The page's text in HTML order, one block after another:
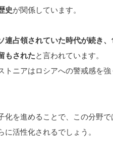
史が関係しています。
連占領されていた時代が続き
もされたと言われています。
ニアはロシアへの警戒感を強
化を進めることで、この分野
活性化されるでしょう。